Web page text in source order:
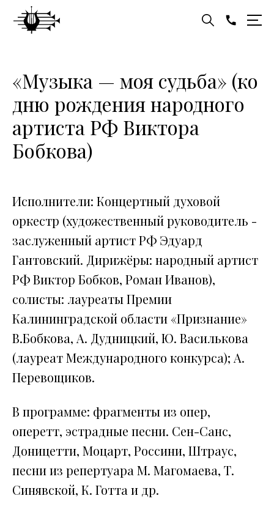
«Музыка — моя судьба» (ко
дню рождения народного
артиста РФ Виктора
Бобкова)
Исполнители: Концертный духовой
оркестр (художественный руководитель -
заслуженный артист РФ Эдуард
Гантовский. Дирижёры: народный артист
РФ Виктор Бобков, Роман Иванов),
солисты: лауреаты Премии
Калининградской области «Признание»
В.Бобкова, А. Дудницкий, Ю. Василькова
(лауреат Международного конкурса); А.
Перевощиков.
В программе: фрагменты из опер,
оперетт, эстрадные песни. Сен-Санс,
Доницетти, Моцарт, Россини, Штраус,
песни из репертуара М. Магомаева, Т.
Синявской, К. Готта и др.